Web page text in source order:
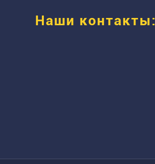
Наши контакты: